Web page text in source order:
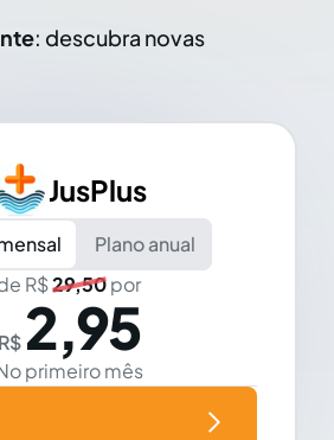
: descubra novas
JusPlus
Plano anual
R$29,50por
R$ 2,95
primeiro mês